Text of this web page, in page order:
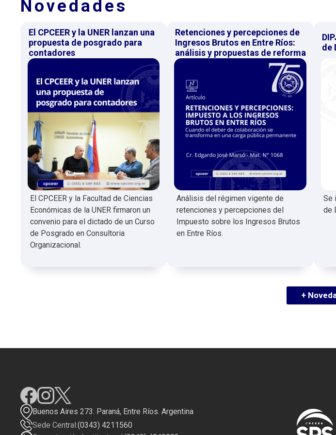
Novedades
El CPCEER y la UNER lanzan una
propuesta de posgrado para
contadores
El CPCEER y la Facultad de Ciencias
Económicas de la UNER firmaron un
convenio para el dictado de un Curso
de Posgrado en Consultoria
Organizacional.
Retenciones y percepciones de
Ingresos Brutos en Entre Ríos:
análisis y propuestas de reforma
Análisis del régimen vigente de
retenciones y percepciones del
Impuesto sobre los Ingresos Brutos
en Entre Ríos.
de
Se
de
+
Buenos Aires 273. Paraná, Entre Ríos. Argentina
Sede Central:(0343) 4211560